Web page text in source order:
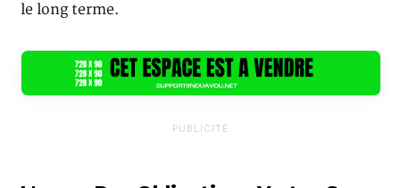
le long terme.
PUBLICITÉ